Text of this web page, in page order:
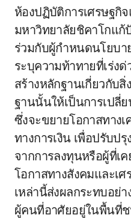
ห้องปฏิบัติการเศรษฐกิ
มหาวิทยาลัยชิคาโกแ
ร่วมกับผู้กำหนดนโยบา
ระบุความท้าทายที่เร่ง
สร้างหลักฐานเกี่ยวกับ
ฐานนั้นให้เป็นการเปลี่
ซึ่งจะขยายโอกาสทาง
ทางการเงิน เพื่อปรับ
จากการลงทุนหรือผู้ที่เ
โอกาสทางสังคมและเ
เหล่านี้ส่งผลกระทบอย่
ผู้คนที่อาศัยอยู่ในพื้นที่ช